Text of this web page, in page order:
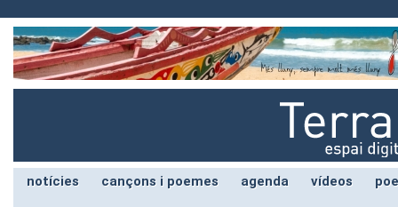
notícies cançons i poemes agenda vídeos